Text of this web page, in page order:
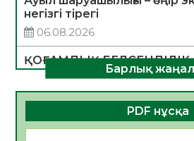
негізгі тірегі
06.08.2026
ҚОҒАМДЫҚ БЕЛСЕНДІЛІК
ДАМУЫНЫҢ НЕГІЗІ
06.08.2026
ҚҰРЫЛТАЙ САЙЛАУЫ –
БАСТАР ЖАУАПТЫ
Барлық
PDF нұсқа